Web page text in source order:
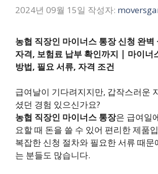
2024년 09월 15일 작성자:
농협 직장인 마이너스 통장 신청 완
자격, 보험료 납부 확인까지 | 마이너
방법, 필요 서류, 자격 조건
급여날이 기다려지지만, 갑작스러운
셨던 경험 있으신가요?
농협 직장인 마이너스 통장은 급여일
요할 때 돈을 쓸 수 있어 편리한 제품
복잡한 신청 절차와 필요한 서류 때문
는 분들도 많습니다.